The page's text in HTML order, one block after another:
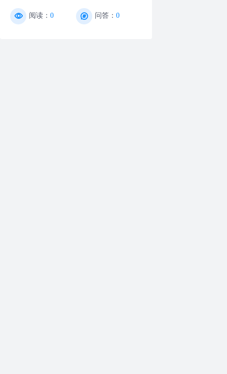
阅读： 0 问答： 0